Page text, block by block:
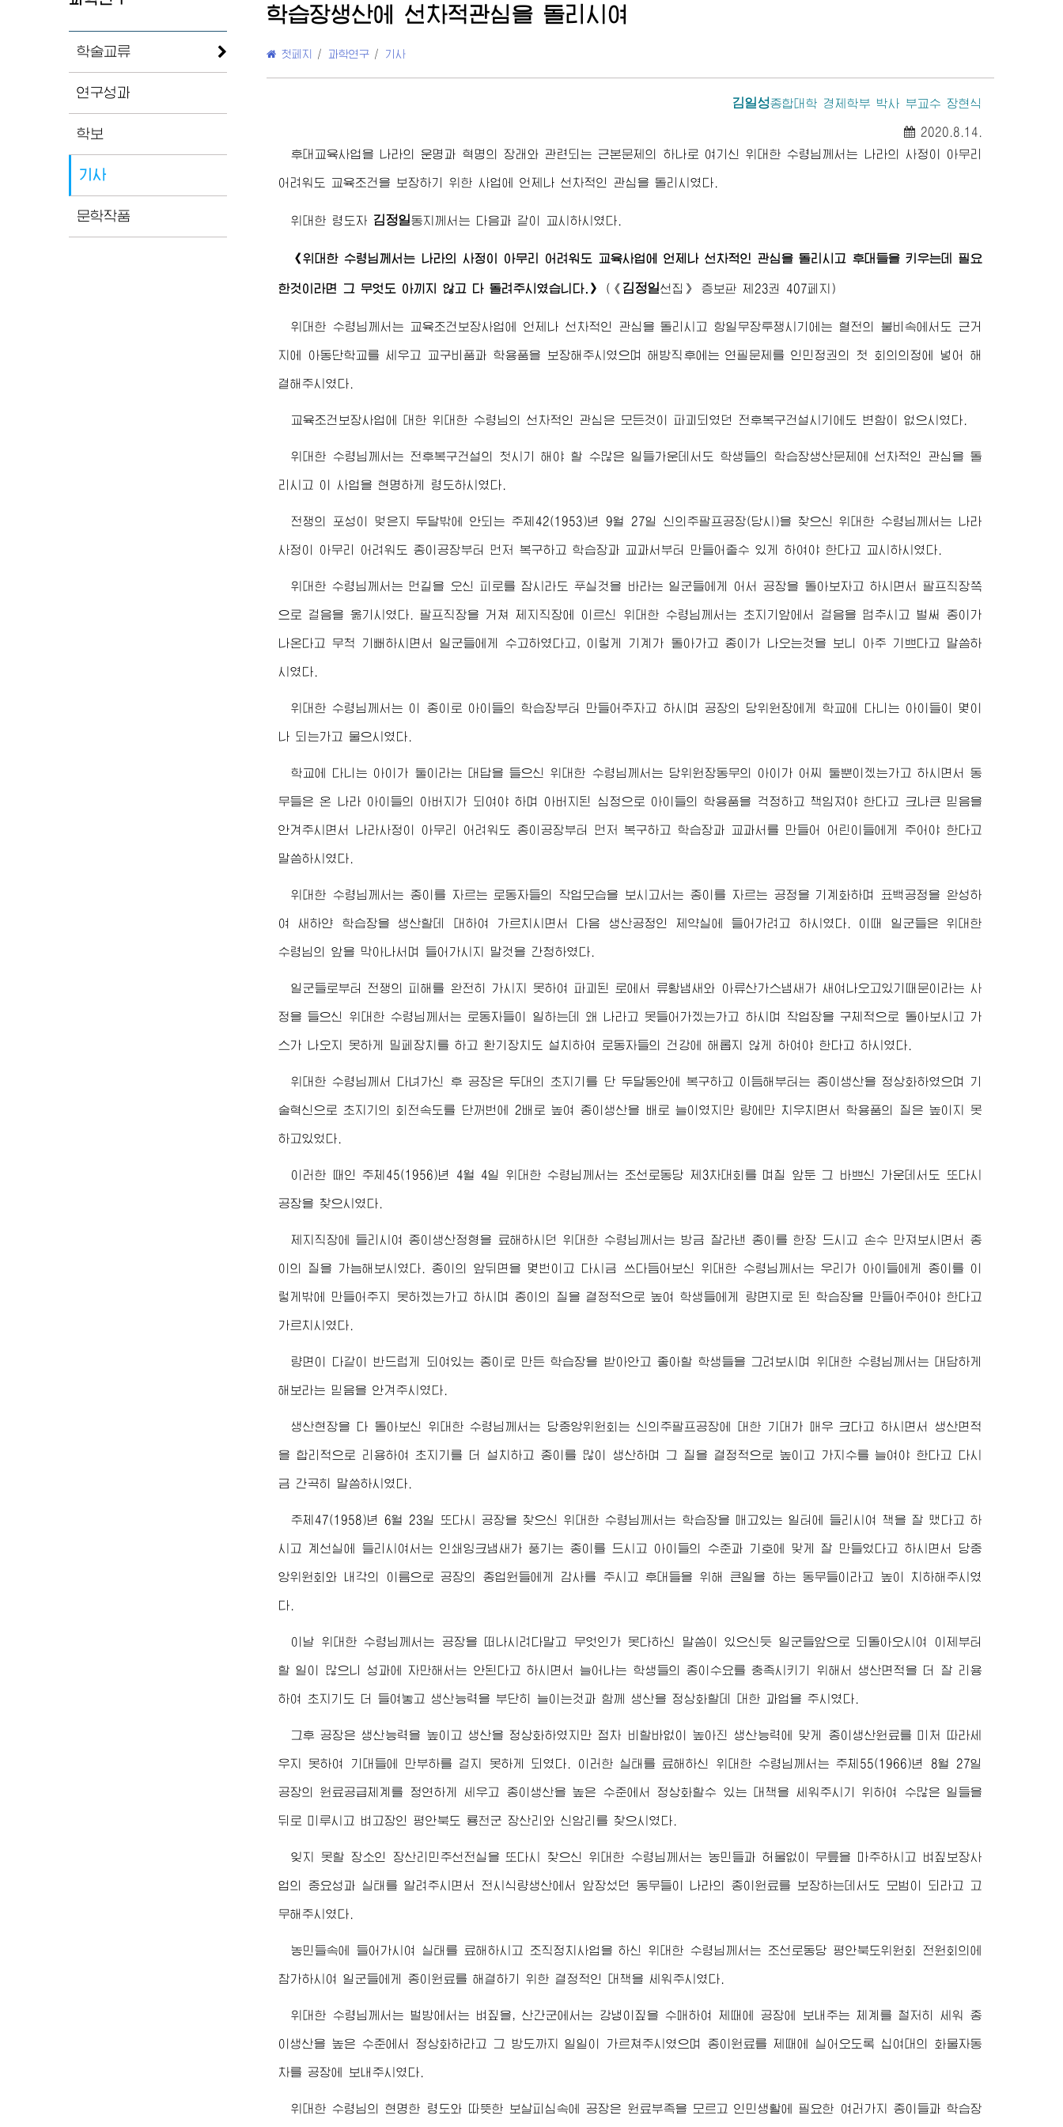
학술교류
연구성과
학보
기사
문학작품
학습장생산에 선차적관심을 돌리시여
첫페지 / 과학연구 / 기사
김일성종합대학 경제학부 박사 부교수 장현식
2020.8.14.
후대교육사업을 나라의 운명과 혁명의 장래와 관련되는 근본문제의 하나로 여기신위대한 수령님께서는 나라의 사정이 아무리
어려워도 교육조건을 보장하기 위한 사업에 언제나 선차적인 관심을 돌리시였다.
위대한 령도자 김정일동지 께서는 다음과 같이 교시하시였다.
《위대한 수령님께서는 나라의 사정이 아무리 어려워도 교육사업에 언제나 선차적인 관심을 돌리시고 후대들을 키우는데 필요
한것이라면 그 무엇도 아끼지 않고 다 돌려주시였습니다.》 ( 《 김정일선집》 증보판 제23권 407페지)
위대한 수령님께서 는 교육조건보장사업에 언제나 선차적인 관심을 돌리시고 항일무장투쟁시기에는 혈전의 불비속에서도 근거
지에 아동단학교를 세우고 교구비품과 학용품을 보장해주시였으며 해방직후에는 연필문제를 인민정권의 첫 회의의정에 넣어 해
결해주시였다.
교육조건보장사업에 대한 위대한 수령님 의 선차적인 관심은 모든것이 파괴되였던 전후복구건설시기에도 변함이 없으시였다.
위대한 수령님께서 는 전후복구건설의 첫시기 해야 할 수많은 일들가운데서도 학생들의 학습장생산문제에 선차적인 관심을 돌
리시고 이 사업을 현명하게 령도하시였다.
전쟁의 포성이 멎은지 두달밖에 안되는 주체42(1953)년 9월 27일 신의주팔프공장(당시)을 찾으신위대한 수령님께서는 나라
사정이 아무리 어려워도 종이공장부터 먼저 복구하고 학습장과 교과서부터 만들어줄수 있게 하여야 한다고 교시하시였다.
위대한 수령님께서는 먼길을 오신 피로를 잠시라도 푸실것을 바라는 일군들에게 어서 공장을 돌아보자고 하시면서 팔프직장쪽
으로 걸음을 옮기시였다. 팔프직장을 거쳐 제지직장에 이르신 위대한 수령님께서 는 초지기앞에서 걸음을 멈추시고 벌써 종이가
나온다고 무척 기뻐하시면서 일군들에게 수고하였다고, 이렇게 기계가 돌아가고 종이가 나오는것을 보니 아주 기쁘다고 말씀하
시였다.
위대한 수령님께서는 이 종이로 아이들의 학습장부터 만들어주자고 하시며 공장의 당위원장에게 학교에 다니는 아이들이 몇이
나 되는가고 물으시였다.
학교에 다니는 아이가 둘이라는 대답을 들으신위대한 수령님께서 는 당위원장동무의 아이가 어찌 둘뿐이겠는가고 하시면서 동
무들은 온 나라 아이들의 아버지 가 되여야 하며 아버지된 심정으로 아이들의 학용품을 걱정하고 책임져야 한다고 크나큰 믿음을
안겨주시면서 나라사정이 아무리 어려워도 종이공장부터 먼저 복구하고 학습장과 교과서를 만들어 어린이들에게 주어야 한다고
말씀하시였다.
위대한 수령님께서 는 종이를 자르는 로동자들의 작업모습을 보시고서는 종이를 자르는 공정을 기계화하며 표백공정을 완성하
여 새하얀 학습장을 생산할데 대하여 가르치시면서 다음 생산공정인 제약실에 들어가려고 하시였다. 이때 일군들은 위대한
수령님 의 앞을 막아나서며 들어가시지 말것을 간청하였다.
일군들로부터 전쟁의 피해를 완전히 가시지 못하여 파괴된 로에서 류황냄새와 아류산가스냄새가 새여나오고있기때문이라는 사
정을 들으신 위대한 수령님께서 는 로동자들이 일하는데 왜 나라고 못들어가겠는가고 하시며 작업장을 구체적으로 돌아보시고 가
스가 나오지 못하게 밀페장치를 하고 환기장치도 설치하여 로동자들의 건강에 해롭지 않게 하여야 한다고 하시였다.
위대한 수령님께서 다녀가신 후 공장은 두대의 초지기를 단 두달동안에 복구하고 이듬해부터는 종이생산을 정상화하였으며 기
술혁신으로 초지기의 회전속도를 단꺼번에 2배로 높여 종이생산을 배로 늘이였지만 량에만 치우치면서 학용품의 질은 높이지 못
하고있었다.
이러한 때인 주체45(1956)년 4월 4일 위대한 수령님께서는 조선로동당 제3차대회를 며칠 앞둔 그 바쁘신 가운데서도 또다시
공장을 찾으시였다.
제지직장에 들리시여 종이생산정형을 료해하시던 위대한 수령님께서는 방금 잘라낸 종이를 한장 드시고 손수 만져보시면서 종
이의 질을 가늠해보시였다. 종이의 앞뒤면을 몇번이고 다시금 쓰다듬어보신 위대한 수령님께서 는 우리가 아이들에게 종이를 이
렇게밖에 만들어주지 못하겠는가고 하시며 종이의 질을 결정적으로 높여 학생들에게 량면지로 된 학습장을 만들어주어야 한다고
가르치시였다.
량면이 다같이 반드럽게 되여있는 종이로 만든 학습장을 받아안고 좋아할 학생들을 그려보시며 위대한 수령님께서 는 대담하게
해보라는 믿음을 안겨주시였다.
생산현장을 다 돌아보신 위대한 수령님께서는 당중앙위원회는 신의주팔프공장에 대한 기대가 매우 크다고 하시면서 생산면적
을 합리적으로 리용하여 초지기를 더 설치하고 종이를 많이 생산하며 그 질을 결정적으로 높이고 가지수를 늘여야 한다고 다시
금 간곡히 말씀하시였다.
주체47(1958)년 6월 23일 또다시 공장을 찾으신위대한 수령님께서는 학습장을 매고있는 일터에 들리시여 책을 잘 맸다고 하
시고 계선실에 들리시여서는 인쇄잉크냄새가 풍기는 종이를 드시고 아이들의 수준과 기호에 맞게 잘 만들었다고 하시면서 당중
앙위원회와 내각의 이름으로 공장의 종업원들에게 감사를 주시고 후대들을 위해 큰일을 하는 동무들이라고 높이 치하해주시였
다.
이날 위대한 수령님께서는 공장을 떠나시려다말고 무엇인가 못다하신 말씀이 있으신듯 일군들앞으로 되돌아오시여 이제부터
할 일이 많으니 성과에 자만해서는 안된다고 하시면서 늘어나는 학생들의 종이수요를 충족시키기 위해서 생산면적을 더 잘 리용
하여 초지기도 더 들여놓고 생산능력을 부단히 늘이는것과 함께 생산을 정상화할데 대한 과업을 주시였다.
그후 공장은 생산능력을 높이고 생산을 정상화하였지만 점차 비할바없이 높아진 생산능력에 맞게 종이생산원료를 미처 따라세
우지 못하여 기대들에 만부하를 걸지 못하게 되였다. 이러한 실태를 료해하신 위대한 수령님께서 는 주체55(1966)년 8월 27일
공장의 원료공급체계를 정연하게 세우고 종이생산을 높은 수준에서 정상화할수 있는 대책을 세워주시기 위하여 수많은 일들을
뒤로 미루시고 벼고장인 평안북도 룡천군 장산리와 신암리를 찾으시였다.
잊지 못할 장소인 장산리민주선전실을 또다시 찾으신 위대한 수령님께서 는 농민들과 허물없이 무릎을 마주하시고 벼짚보장사
업의 중요성과 실태를 알려주시면서 전시식량생산에서 앞장섰던 동무들이 나라의 종이원료를 보장하는데서도 모범이 되라고 고
무해주시였다.
농민들속에 들어가시여 실태를 료해하시고 조직정치사업을 하신위대한 수령님께서는 조선로동당 평안북도위원회 전원회의에
참가하시여 일군들에게 종이원료를 해결하기 위한 결정적인 대책을 세워주시였다.
위대한 수령님께서 는 벌방에서는 벼짚을, 산간군에서는 강냉이짚을 수매하여 제때에 공장에 보내주는 체계를 철저히 세워 종
이생산을 높은 수준에서 정상화하라고 그 방도까지 일일이 가르쳐주시였으며 종이원료를 제때에 실어오도록 십여대의 화물자동
차를 공장에 보내주시였다.
위대한 수령님의 현명한 령도와 따뜻한 보살피심속에 공장은 원료부족을 모르고 인민생활에 필요한 여러가지 종이들과 학습장